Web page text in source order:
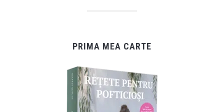
PRIMA MEA CARTE